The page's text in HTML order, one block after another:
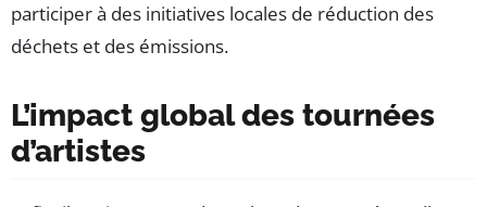
participer à des initiatives locales de réduction des
déchets et des émissions.
L’impact global des tournées
d’artistes